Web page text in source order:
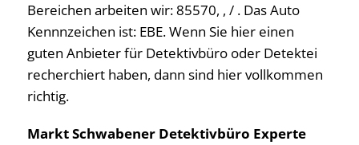
Bereichen arbeiten wir: 85570, , / . Das Auto
Kennnzeichen ist: EBE. Wenn Sie hier einen
guten Anbieter für Detektivbüro oder Detektei
recherchiert haben, dann sind hier vollkommen
richtig.
Markt Schwabener Detektivbüro Experte